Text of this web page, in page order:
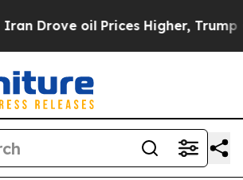
oil Prices Higher, Trump